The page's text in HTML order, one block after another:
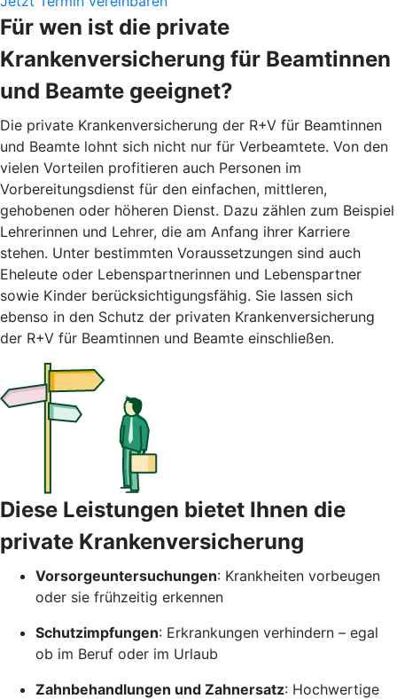
Für wen ist die private
Krankenversicherung für Beamtinnen
und Beamte geeignet?
Die private Krankenversicherung der R+V für Beamtinnen
und Beamte lohnt sich nicht nur für Verbeamtete. Von den
vielen Vorteilen profitieren auch Personen im
Vorbereitungsdienst für den einfachen, mittleren,
gehobenen oder höheren Dienst. Dazu zählen zum Beispiel
Lehrerinnen und Lehrer, die am Anfang ihrer Karriere
stehen. Unter bestimmten Voraussetzungen sind auch
Eheleute oder Lebenspartnerinnen und Lebenspartner
sowie Kinder berücksichtigungsfähig. Sie lassen sich
ebenso in den Schutz der privaten Krankenversicherung
der R+V für Beamtinnen und Beamte einschließen.
Diese Leistungen bietet Ihnen die
private Krankenversicherung
Vorsorgeuntersuchungen: Krankheiten vorbeugen
oder sie frühzeitig erkennen
Schutzimpfungen: Erkrankungen verhindern – egal
ob im Beruf oder im Urlaub
Zahnbehandlungen und Zahnersatz: Hochwertige